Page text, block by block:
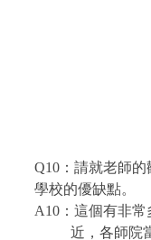
Q10 ：請就老師
學校的優缺點。
A10 ：這個有非
近，各師院